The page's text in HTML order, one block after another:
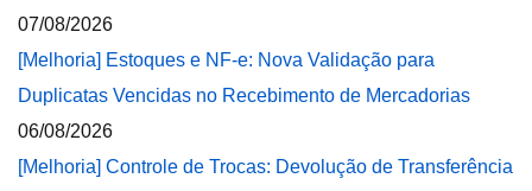
07/08/2026
[Melhoria] Estoques e NF-e: Nova Validação para
Duplicatas Vencidas no Recebimento de Mercadorias
06/08/2026
[Melhoria] Controle de Trocas: Devolução de Transferência